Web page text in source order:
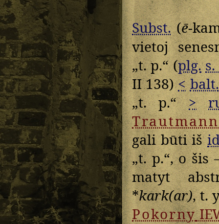
Subst.(ē-
vietoj
„t. p.“ (plg.
II 138)< balt.
„t. p.“>
Trautmann
gali būti iš
„t. p.“, o šis
matyt
*kark(ar), t.
Pokorny